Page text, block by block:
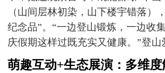
（山间层林初染，山下楼宇错落）
纪念品”。“一边登山锻炼，一边收
庆假期这样过既充实又健康。”登山
萌趣互动+生态展演：多维